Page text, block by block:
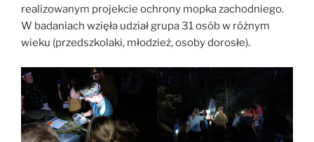
realizowanym projekcie ochrony mopka zachodniego.
W badaniach wzięła udział grupa 31 osób w różnym
wieku (przedszkolaki, młodzież, osoby dorosłe).